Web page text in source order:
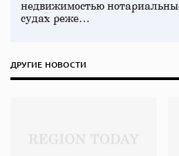
недвижимостью
судах реже…
ДРУГИЕ НОВОСТИ